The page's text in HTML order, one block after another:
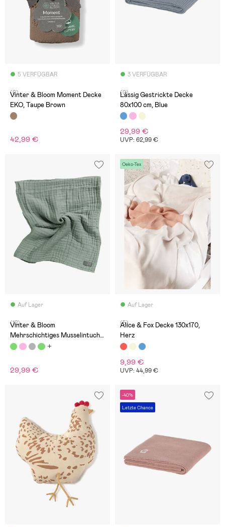
5 VERFÜGBAR
(0)
Vinter & Bloom Moment Decke
EKO, Taupe Brown
42,99 €
3 VERFÜGBAR
(0)
Lässig Gestrickte Decke
80x100 cm, Blue
29,99 €
UVP: 62,99 €
Auf Lager
(12)
Vinter & Bloom
Mehrschichtiges Musselintuch,
Jade Green
29,99 €
Oeko-Tex
Auf Lager
(5)
Alice & Fox Decke 130x170,
Herz
9,99 €
UVP: 44,99 €
-40%
Letzte Chance